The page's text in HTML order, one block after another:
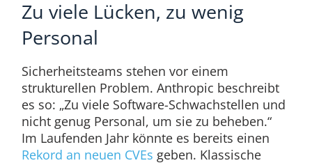
Zu viele Lücken, zu wenig
Personal
Sicherheitsteams stehen vor einem
strukturellen Problem. Anthropic beschreibt
es so: „Zu viele Software-Schwachstellen und
nicht genug Personal, um sie zu beheben.“
Im Laufenden Jahr könnte es bereits einen
Rekord an neuen CVEs geben. Klassische